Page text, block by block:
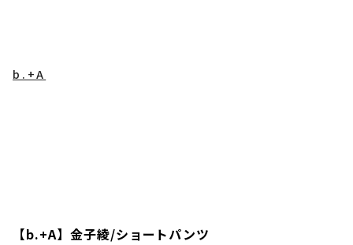
b.+A
【b.+A】金子綾/ショートパンツ